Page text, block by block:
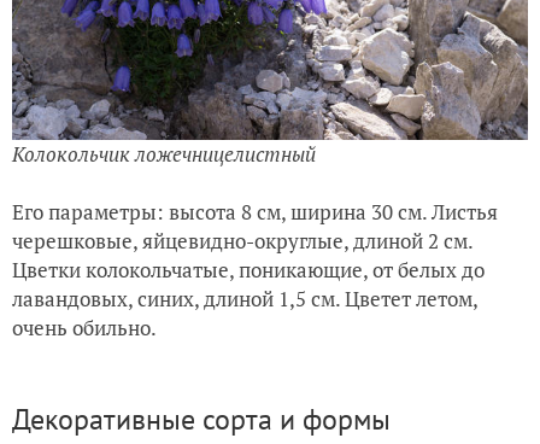
Колокольчик ложечницелистный
Его параметры: высота 8 см, ширина 30 см. Листья
черешковые, яйцевидно-округлые, длиной 2 см.
Цветки колокольчатые, поникающие, от белых до
лавандовых, синих, длиной 1,5 см. Цветет летом,
очень обильно.
Декоративные сорта и формы